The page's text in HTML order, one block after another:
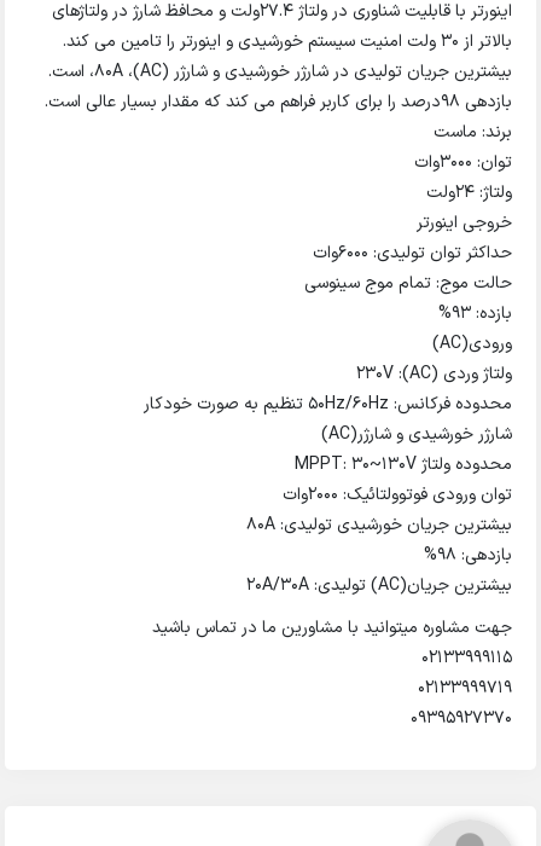
اینورتر با قابلیت شناوری در ولتاژ 27.4ولت و محافظ شارژ در ولتاژهای
بالاتر از 30 ولت امنیت سیستم خورشیدی و اینورتر را تامین می کند.
بیشترین جریان تولیدی در شارژر خورشیدی و شارژر (AC)، 80A، است.
بازدهی 98درصد را برای کاربر فراهم می کند که مقدار بسیار عالی است.
برند: ماست
توان: ۳۰۰۰وات
ولتاژ: ۲۴ولت
خروجی اینورتر
حداکثر توان تولیدی: ۶۰۰۰وات
حالت موج: تمام موج سینوسی
بازده: ۹۳%
ورودی(AC)
ولتاژ وردی (AC): 230V
محدوده فرکانس: 50Hz/60Hz تنظیم به صورت خودکار
شارژر خورشیدی و شارژر(AC)
محدوده ولتاژ MPPT: 30~130V
توان ورودی فوتوولتائیک: ۲۰۰۰وات
بیشترین جریان خورشیدی تولیدی: 80A
بازدهی: ۹۸%
بیشترین جریان(AC) تولیدی: 20A/30A
جهت مشاوره میتوانید با مشاورین ما در تماس باشید
02133999115
02133999719
09395927370